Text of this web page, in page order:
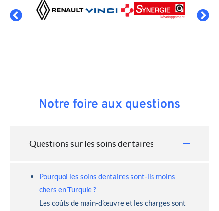
Notre foire aux questions
Questions sur les soins dentaires
Pourquoi les soins dentaires sont-ils moins
chers en Turquie ?
Les coûts de main-d’œuvre et les charges sont